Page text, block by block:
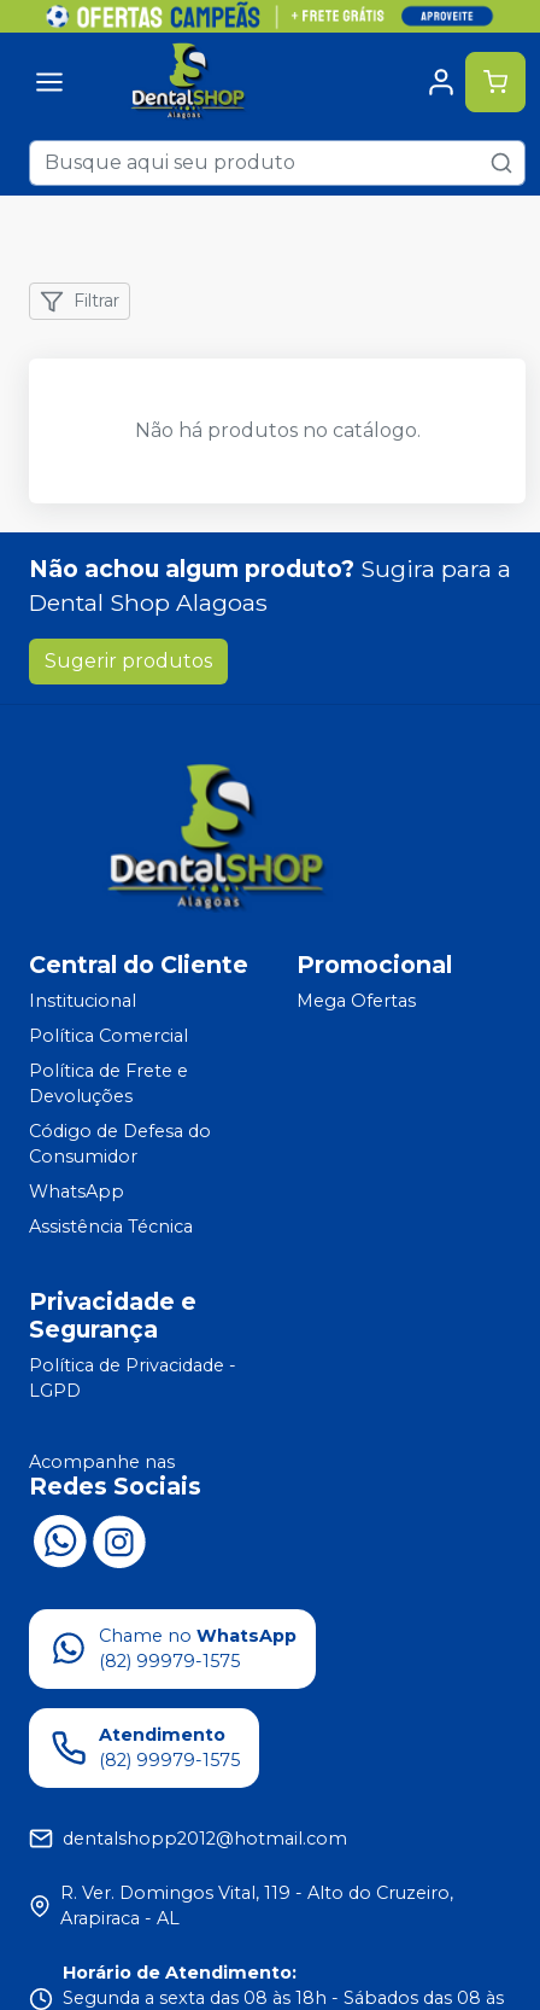
Filtrar
Não há produtos no catálogo.
Não achou algum produto? Sugira para a
Dental Shop Alagoas
Sugerir produtos
Central do Cliente
Institucional
Política Comercial
Política de Frete e
Devoluções
Código de Defesa do
Consumidor
WhatsApp
Assistência Técnica
Promocional
Mega Ofertas
Privacidade e
Segurança
Política de Privacidade -
LGPD
Acompanhe nas
Redes Sociais
Chame no WhatsApp
(82) 99979-1575
Atendimento
(82) 99979-1575
dentalshopp2012@hotmail.com
R. Ver. Domingos Vital, 119 - Alto do Cruzeiro,
Arapiraca - AL
Horário de Atendimento:
Segunda a sexta das 08 às 18h - Sábados das 08 às